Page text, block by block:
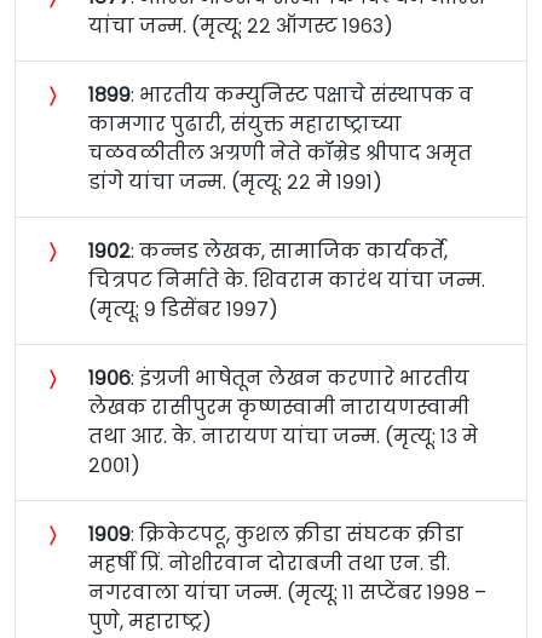
यांचा जन्म. (मृत्यू: २२ ऑगस्ट १९६३)
〉 १८९९: भारतीय कम्युनिस्ट पक्षाचे संस्थापक व
कामगार पुढारी, संयुक्त महाराष्ट्राच्या
चळवळीतील अग्रणी नेते कॉम्रेड श्रीपाद अमृत
डांगे यांचा जन्म. (मृत्यू: २२ मे १९९१)
〉 १९०२: कन्नड लेखक, सामाजिक कार्यकर्ते,
चित्रपट निर्माते के. शिवराम कारंथ यांचा जन्म.
(मृत्यू: ९ डिसेंबर १९९७)
〉 १९०६: इंग्रजी भाषेतून लेखन करणारे भारतीय
लेखक रासीपुरम कृष्णस्वामी नारायणस्वामी
तथा आर. के. नारायण यांचा जन्म. (मृत्यू: १३ मे
२००१)
〉 १९०९: क्रिकेटपटू, कुशल क्रीडा संघटक क्रीडा
महर्षी प्रिं. नोशीरवान दोराबजी तथा एन. डी.
नगरवाला यांचा जन्म. (मृत्यू: ११ सप्टेंबर १९९८ –
पुणे, महाराष्ट्र)